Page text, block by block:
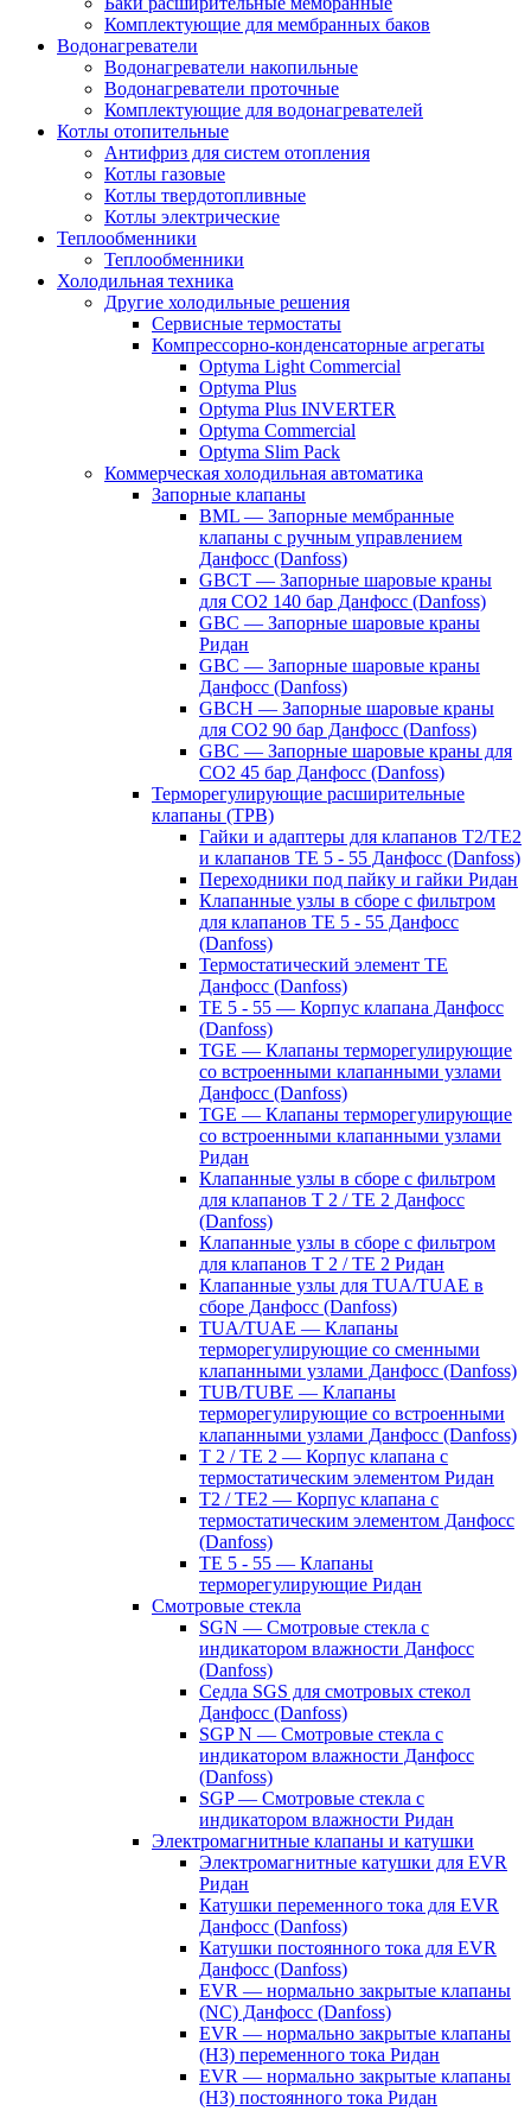
Комплектующие для мембранных баков
Водонагреватели
Водонагреватели накопильные
Водонагреватели проточные
Комплектующие для водонагревателей
Котлы отопительные
Антифриз для систем отопления
Котлы газовые
Котлы твердотопливные
Котлы электрические
Теплообменники
Теплообменники
Холодильная техника
Другие холодильные решения
Сервисные термостаты
Компрессорно-конденсаторные агрегаты
Optyma Light Commercial
Optyma Plus
Optyma Plus INVERTER
Optyma Commercial
Optyma Slim Pack
Коммерческая холодильная автоматика
Запорные клапаны
BML — Запорные мембранные
клапаны с ручным управлением
Данфосс (Danfoss)
GBCT — Запорные шаровые краны
для CO2 140 бар Данфосс (Danfoss)
GBC — Запорные шаровые краны
Ридан
GBC — Запорные шаровые краны
Данфосс (Danfoss)
GBCH — Запорные шаровые краны
для CO2 90 бар Данфосс (Danfoss)
GBC — Запорные шаровые краны для
CO2 45 бар Данфосс (Danfoss)
Терморегулирующие расширительные
клапаны (ТРВ)
Гайки и адаптеры для клапанов T2/TE2
и клапанов TE 5 - 55 Данфосс (Danfoss)
Переходники под пайку и гайки Ридан
Клапанные узлы в сборе с фильтром
для клапанов TE 5 - 55 Данфосс
(Danfoss)
Термостатический элемент TE
Данфосс (Danfoss)
TE 5 - 55 — Корпус клапана Данфосс
(Danfoss)
TGE — Клапаны терморегулирующие
со встроенными клапанными узлами
Данфосс (Danfoss)
TGE — Клапаны терморегулирующие
со встроенными клапанными узлами
Ридан
Клапанные узлы в сборе с фильтром
для клапанов T 2 / TE 2 Данфосс
(Danfoss)
Клапанные узлы в сборе с фильтром
для клапанов T 2 / TE 2 Ридан
Клапанные узлы для TUA/TUAE в
сборе Данфосс (Danfoss)
TUA/TUAE — Клапаны
терморегулирующие со сменными
клапанными узлами Данфосс (Danfoss)
TUB/TUBE — Клапаны
терморегулирующие со встроенными
клапанными узлами Данфосс (Danfoss)
T 2 / TE 2 — Корпус клапана с
термостатическим элементом Ридан
T2 / TE2 — Корпус клапана с
термостатическим элементом Данфосс
(Danfoss)
TE 5 - 55 — Клапаны
терморегулирующие Ридан
Смотровые стекла
SGN — Смотровые стекла с
индикатором влажности Данфосс
(Danfoss)
Седла SGS для смотровых стекол
Данфосс (Danfoss)
SGP N — Смотровые стекла с
индикатором влажности Данфосс
(Danfoss)
SGP — Смотровые стекла с
индикатором влажности Ридан
Электромагнитные клапаны и катушки
Электромагнитные катушки для EVR
Ридан
Катушки переменного тока для EVR
Данфосс (Danfoss)
Катушки постоянного тока для EVR
Данфосс (Danfoss)
EVR — нормально закрытые клапаны
(NC) Данфосс (Danfoss)
EVR — нормально закрытые клапаны
(НЗ) переменного тока Ридан
EVR — нормально закрытые клапаны
(НЗ) постоянного тока Ридан